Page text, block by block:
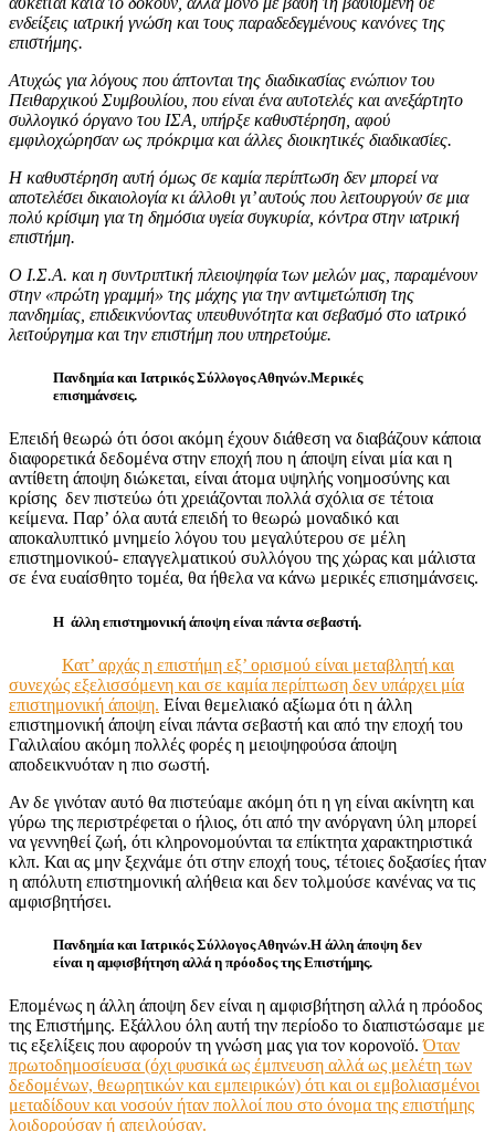
ενδείξεις ιατρική γνώση και τους παραδεδεγμένους κανόνες της
επιστήμης.
Ατυχώς για λόγους που άπτονται της διαδικασίας ενώπιον του
Πειθαρχικού Συμβουλίου, που είναι ένα αυτοτελές και ανεξάρτητο
συλλογικό όργανο του ΙΣΑ, υπήρξε καθυστέρηση, αφού
εμφιλοχώρησαν ως πρόκριμα και άλλες διοικητικές διαδικασίες.
Η καθυστέρηση αυτή όμως σε καμία περίπτωση δεν μπορεί να
αποτελέσει δικαιολογία κι άλλοθι γι’ αυτούς που λειτουργούν σε μια
πολύ κρίσιμη για τη δημόσια υγεία συγκυρία, κόντρα στην ιατρική
επιστήμη.
Ο Ι.Σ.Α. και η συντριπτική πλειοψηφία των μελών μας, παραμένουν
στην «πρώτη γραμμή» της μάχης για την αντιμετώπιση της
πανδημίας, επιδεικνύοντας υπευθυνότητα και σεβασμό στο ιατρικό
λειτούργημα και την επιστήμη που υπηρετούμε.
Πανδημία και Ιατρικός Σύλλογος Αθηνών.Μερικές
επισημάνσεις.
Επειδή θεωρώ ότι όσοι ακόμη έχουν διάθεση να διαβάζουν κάποια
διαφορετικά δεδομένα στην εποχή που η άποψη είναι μία και η
αντίθετη άποψη διώκεται, είναι άτομα υψηλής νοημοσύνης και
κρίσης δεν πιστεύω ότι χρειάζονται πολλά σχόλια σε τέτοια
κείμενα. Παρ’ όλα αυτά επειδή το θεωρώ μοναδικό και
αποκαλυπτικό μνημείο λόγου του μεγαλύτερου σε μέλη
επιστημονικού- επαγγελματικού συλλόγου της χώρας και μάλιστα
σε ένα ευαίσθητο τομέα, θα ήθελα να κάνω μερικές επισημάνσεις.
Η άλλη επιστημονική άποψη είναι πάντα σεβαστή.
Κατ’ αρχάς η επιστήμη εξ’ ορισμού είναι μεταβλητή και
συνεχώς εξελισσόμενη και σε καμία περίπτωση δεν υπάρχει μία
επιστημονική άποψη. Είναι θεμελιακό αξίωμα ότι η άλλη
επιστημονική άποψη είναι πάντα σεβαστή και από την εποχή του
Γαλιλαίου ακόμη πολλές φορές η μειοψηφούσα άποψη
αποδεικνυόταν η πιο σωστή.
Αν δε γινόταν αυτό θα πιστεύαμε ακόμη ότι η γη είναι ακίνητη και
γύρω της περιστρέφεται ο ήλιος, ότι από την ανόργανη ύλη μπορεί
να γεννηθεί ζωή, ότι κληρονομούνται τα επίκτητα χαρακτηριστικά
κλπ. Και ας μην ξεχνάμε ότι στην εποχή τους, τέτοιες δοξασίες ήταν
η απόλυτη επιστημονική αλήθεια και δεν τολμούσε κανένας να τις
αμφισβητήσει.
Πανδημία και Ιατρικός Σύλλογος Αθηνών.Η άλλη άποψη δεν
είναι η αμφισβήτηση αλλά η πρόοδος της Επιστήμης.
Επομένως η άλλη άποψη δεν είναι η αμφισβήτηση αλλά η πρόοδος
της Επιστήμης. Εξάλλου όλη αυτή την περίοδο το διαπιστώσαμε με
τις εξελίξεις που αφορούν τη γνώση μας για τον κορονοϊό.Όταν
πρωτοδημοσίευσα (όχι φυσικά ως έμπνευση αλλά ως μελέτη των
δεδομένων, θεωρητικών και εμπειρικών) ότι και οι εμβολιασμένοι
μεταδίδουν και νοσούν ήταν πολλοί που στο όνομα της επιστήμης
λοιδορούσαν ή απειλούσαν.